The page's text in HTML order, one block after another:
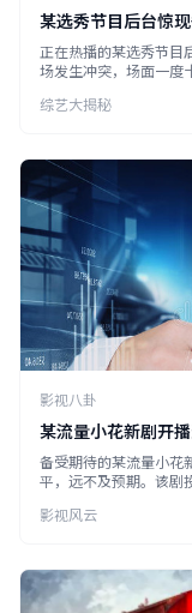
某选秀节目后台惊
正在热播的某选秀节目
场发生冲突，场面一度
综艺大揭秘
影视八卦
某流量小花新剧开
备受期待的某流量小花
平，远不及预期。该剧
影视风云